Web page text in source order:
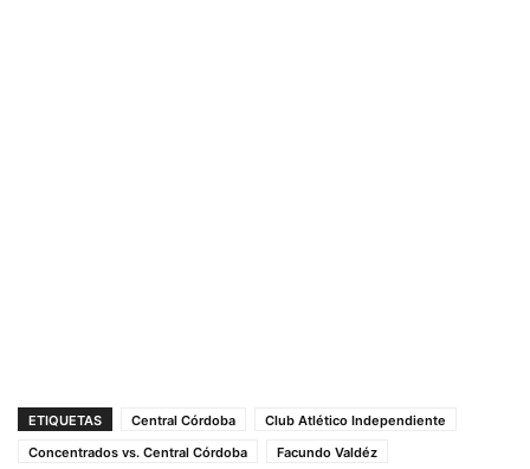
ETIQUETAS Central Córdoba
Club Atlético Independiente
Concentrados vs. Central Córdoba
Facundo Valdéz